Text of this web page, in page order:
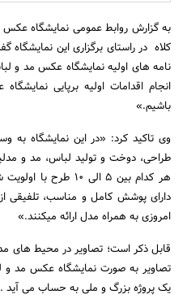
به گزارش روابط عمومی نمایشگاه عکس
کلاه در راستای برگزاری این
نامه های اولیه نمایشگاه عکس مد و
انجام اقدامات اولیه برپایی
باشیم.»
وی تاکید کرد: «در این نمایشگاه به
طراحی، دوخت و تولید لباس، مد و
هر کدام بین 5 الی 10
دارای پوشش کامل و مناسب، تلفیقی
امروزی به همراه مدل ارائه میکنند.»
قابل ذکر است؛ تصاویر در محیط های
تصاویر به صورت نمایشگاه عکس مد و
یک پروژه بزرگ و ملی به حساب می آید .